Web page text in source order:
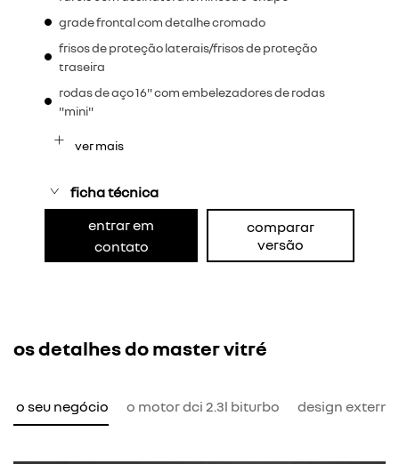
grade frontal com detalhe cromado
frisos de proteção laterais/frisos de proteção
traseira
rodas de aço 16" com embelezadores de rodas
"mini"
ver mais
ficha técnica
entrar em
contato
comparar
versão
os detalhes do master vitré
o seu negócio o motor dci 2.3l biturbo design externo